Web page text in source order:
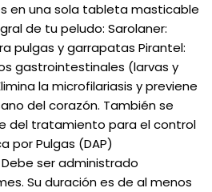
en una sola tableta masticable
de tu peludo: Sarolaner:
pulgas y garrapatas Pirantel:
gastrointestinales (larvas y
la microfilariasis y previene
del corazón. También se
del tratamiento para el control
por Pulgas (DAP)
ser administrado
Su duración es de al menos